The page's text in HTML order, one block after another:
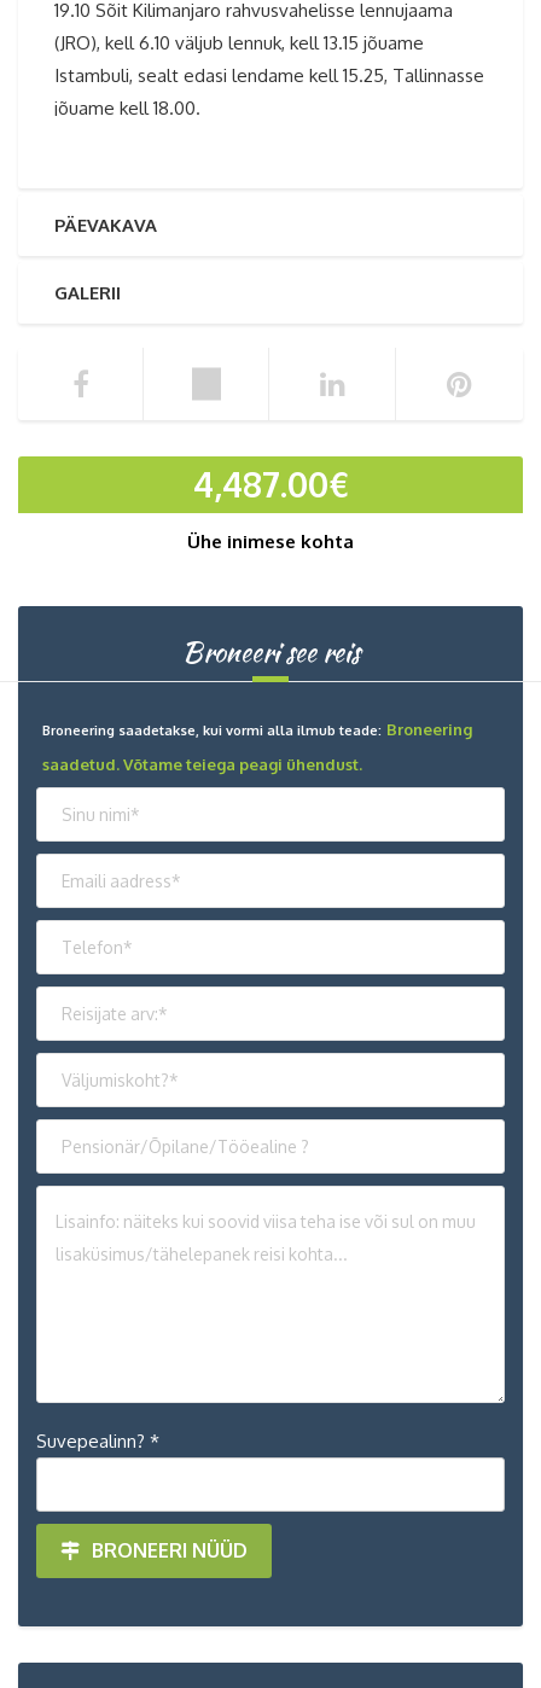
19.10 Sõit Kilimanjaro rahvusvahelisse lennujaama
(JRO), kell 6.10 väljub lennuk, kell 13.15 jõuame
Istambuli, sealt edasi lendame kell 15.25, Tallinnasse
jõuame kell 18.00.
PÄEVAKAVA
GALERII
4,487.00€
Ühe inimese kohta
Broneeri see reis
Broneering saadetakse, kui vormi alla ilmub teade: Broneering
saadetud. Võtame teiega peagi ühendust.
Suvepealinn? *
BRONEERI NÜÜD